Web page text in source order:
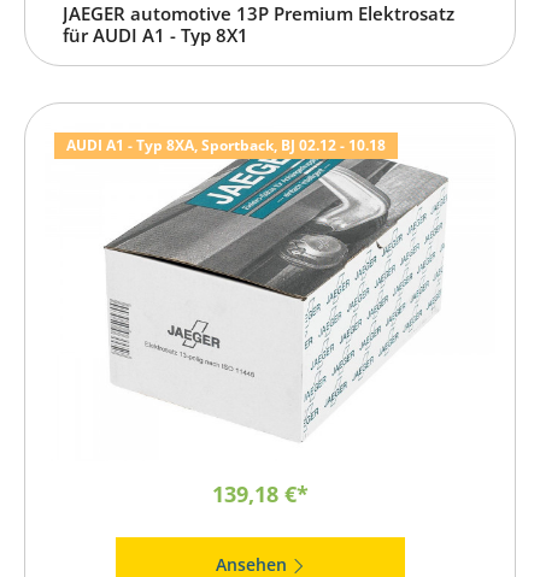
JAEGER automotive 13P Premium Elektrosatz
für AUDI A1 - Typ 8X1
AUDI A1 - Typ 8XA, Sportback, BJ 02.12 - 10.18
139,18 €*
Ansehen